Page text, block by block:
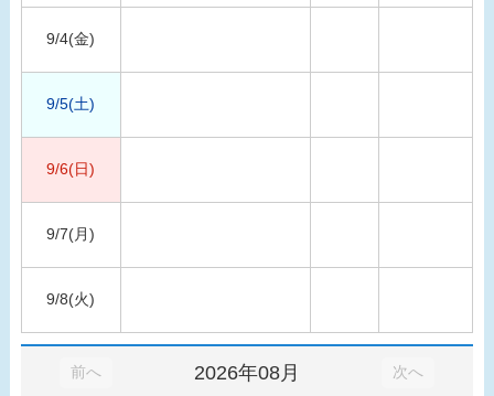
9/4(金)
9/5(土)
9/6(日)
9/7(月)
9/8(火)
前へ 2026年08月 次へ